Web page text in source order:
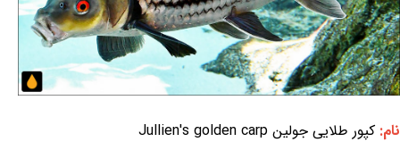
نام: کپور طلایی جولین Jullien's golden carp